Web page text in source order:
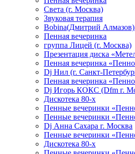
Света (г. Москва)
Звуковая терапия
Bobina(Дмитрий
Пенная вечеринка
группа Лицей (г. Москва)
Презентация диска
Пенная вечеринка
Dj Нил (г. Санкт-
Пенная вечеринка
Dj Игорь КОКС (Dfm г.
Дискотека 80-х
Пенные вечеринки
Пенные вечеринки
Dj Анна Сахара г. Москва
Пенные вечеринки
Дискотека 80-х